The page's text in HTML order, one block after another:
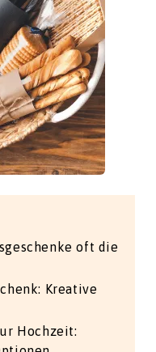
oft die
Kreative
Hochzeit: